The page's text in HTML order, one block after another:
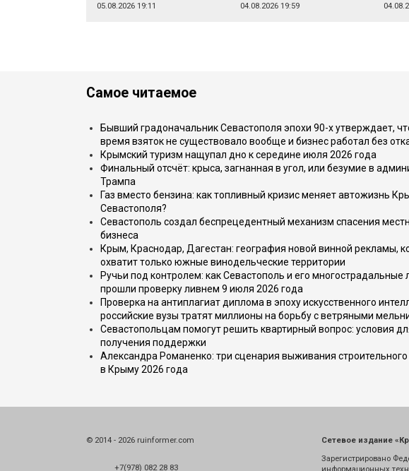
05.08.2026 19:11 04.08.2026 19:59
Самое читаемое
Бывший градоначальник Севастополя эпохи 90-х утверждает,
время взяток не существовало вообще и бизнес работал без
Крымский туризм нащупал дно к середине июля 2026 года
Финальный отсчёт: крыса, загнанная в угол, или безумие в
Трампа
Газ вместо бензина: как топливный кризис меняет автожизнь
Севастополя?
Севастополь создал беспрецедентный механизм спасения
бизнеса
Крым, Краснодар, Дагестан: география новой винной рекламы,
охватит только южные винодельческие территории
Ручьи под контролем: как Севастополь и его многострадальные
прошли проверку ливнем 9 июля 2026 года
Проверка на антиплагиат диплома в эпоху искусственного
российские вузы тратят миллионы на борьбу с ветряными
Севастопольцам помогут решить квартирный вопрос: условия
получения поддержки
Александра Романенко: три сценария выживания строительного
в Крыму 2026 года
© 2014 - 2026 ruinformer.com
+7(978) 082 28 83
Сетевое издание
Зарегистрировано